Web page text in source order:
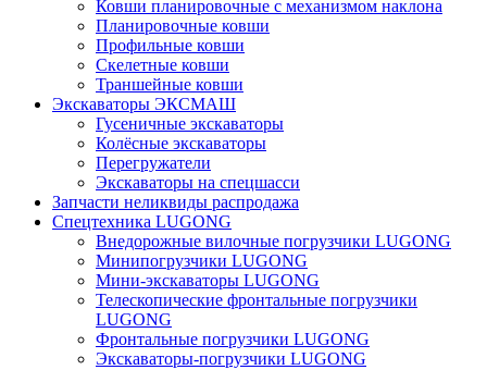
Ковши планировочные с механизмом наклона
Планировочные ковши
Профильные ковши
Скелетные ковши
Траншейные ковши
Экскаваторы ЭКСМАШ
Гусеничные экскаваторы
Колёсные экскаваторы
Перегружатели
Экскаваторы на спецшасси
Запчасти неликвиды распродажа
Спецтехника LUGONG
Внедорожные вилочные погрузчики LUGONG
Минипогрузчики LUGONG
Мини-экскаваторы LUGONG
Телескопические фронтальные погрузчики
LUGONG
Фронтальные погрузчики LUGONG
Экскаваторы-погрузчики LUGONG